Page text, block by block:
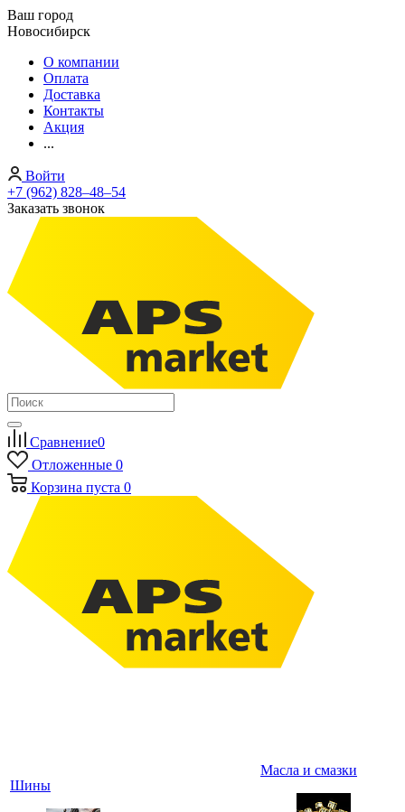
Ваш город
Новосибирск
О компании
Оплата
Доставка
Контакты
Акция
...
Войти
+7 (962) 828‒48‒54
Заказать звонок
Сравнение0
Отложенные 0
Корзина пуста 0
Шины
Масла и смазки